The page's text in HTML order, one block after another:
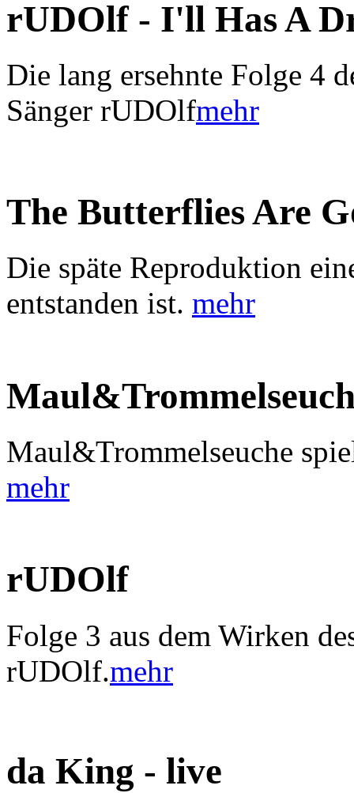
rUDOlf - I'll Has A
Die lang ersehnte Folge 4
Sänger rUDOlfmehr
The Butterflies Are
Die späte Reproduktion
entstanden ist. mehr
Maul&Trommelseuche
mehr
rUDOlf
Folge 3 aus dem Wirken
rUDOlf.mehr
da King - live